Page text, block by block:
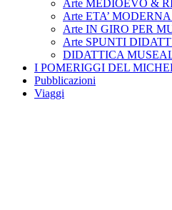
Arte MEDIOEVO &
Arte ETA’
Arte IN GIRO PER
Arte SPUNTI
DIDATTICA
I POMERIGGI DEL
Pubblicazioni
Viaggi